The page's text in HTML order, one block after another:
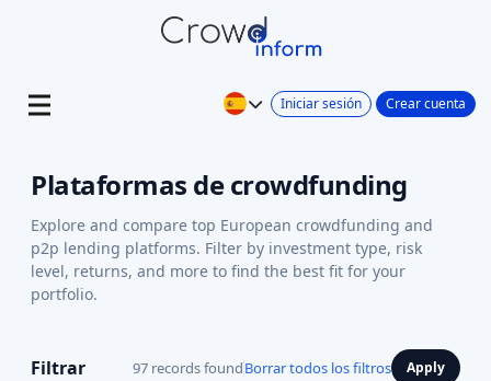
Iniciar sesión Crear cuenta
Plataformas de crowdfunding
Explore and compare top European crowdfunding and
p2p lending platforms. Filter by investment type, risk
level, returns, and more to find the best fit for your
portfolio.
Filtrar 97 records foundBorrar todos los filtros Apply